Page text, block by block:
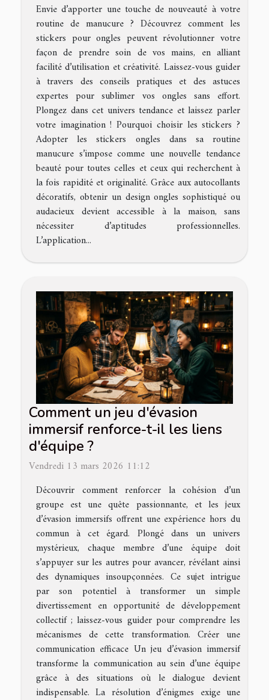
Envie d’apporter une touche de nouveauté à votre
routine de manucure ? Découvrez comment les
stickers pour ongles peuvent révolutionner votre
façon de prendre soin de vos mains, en alliant
facilité d’utilisation et créativité. Laissez-vous guider
à travers des conseils pratiques et des astuces
expertes pour sublimer vos ongles sans effort.
Plongez dans cet univers tendance et laissez parler
votre imagination ! Pourquoi choisir les stickers ?
Adopter les stickers ongles dans sa routine
manucure s’impose comme une nouvelle tendance
beauté pour toutes celles et ceux qui recherchent à
la fois rapidité et originalité. Grâce aux autocollants
décoratifs, obtenir un design ongles sophistiqué ou
audacieux devient accessible à la maison, sans
nécessiter d’aptitudes professionnelles.
L’application...
Comment un jeu d'évasion
immersif renforce-t-il les liens
d'équipe ?
Vendredi 13 mars 2026 11:12
Découvrir comment renforcer la cohésion d’un
groupe est une quête passionnante, et les jeux
d’évasion immersifs offrent une expérience hors du
commun à cet égard. Plongé dans un univers
mystérieux, chaque membre d’une équipe doit
s’appuyer sur les autres pour avancer, révélant ainsi
des dynamiques insoupçonnées. Ce sujet intrigue
par son potentiel à transformer un simple
divertissement en opportunité de développement
collectif ; laissez-vous guider pour comprendre les
mécanismes de cette transformation. Créer une
communication efficace Un jeu d’évasion immersif
transforme la communication au sein d’une équipe
grâce à des situations où le dialogue devient
indispensable. La résolution d’énigmes exige une